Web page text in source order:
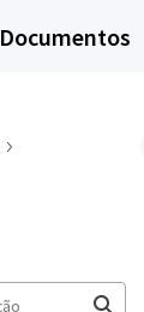
Documentos